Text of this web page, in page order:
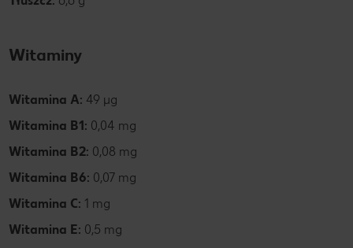
Witaminy
Witamina A: 49 µg
Witamina B1: 0,04 mg
Witamina B2: 0,08 mg
Witamina B6: 0,07 mg
Witamina C: 1 mg
Witamina E: 0,5 mg